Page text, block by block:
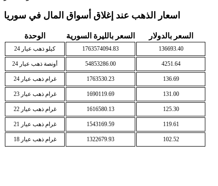
اسعار الذهب عند إغلاق أسواق المال في سوريا
الوحدة السعر بالليرة السورية السعر بالدولار
كيلو ذهب عيار 24 1763574094.83 136693.40
أونصة ذهب عيار 24 54853286.00 4251.64
غرام ذهب عيار 24 1763530.23 136.69
غرام ذهب عيار 23 1690119.69 131.00
غرام ذهب عيار 22 1616580.13 125.30
غرام ذهب عيار 21 1543169.59 119.61
غرام ذهب عيار 18 1322679.93 102.52